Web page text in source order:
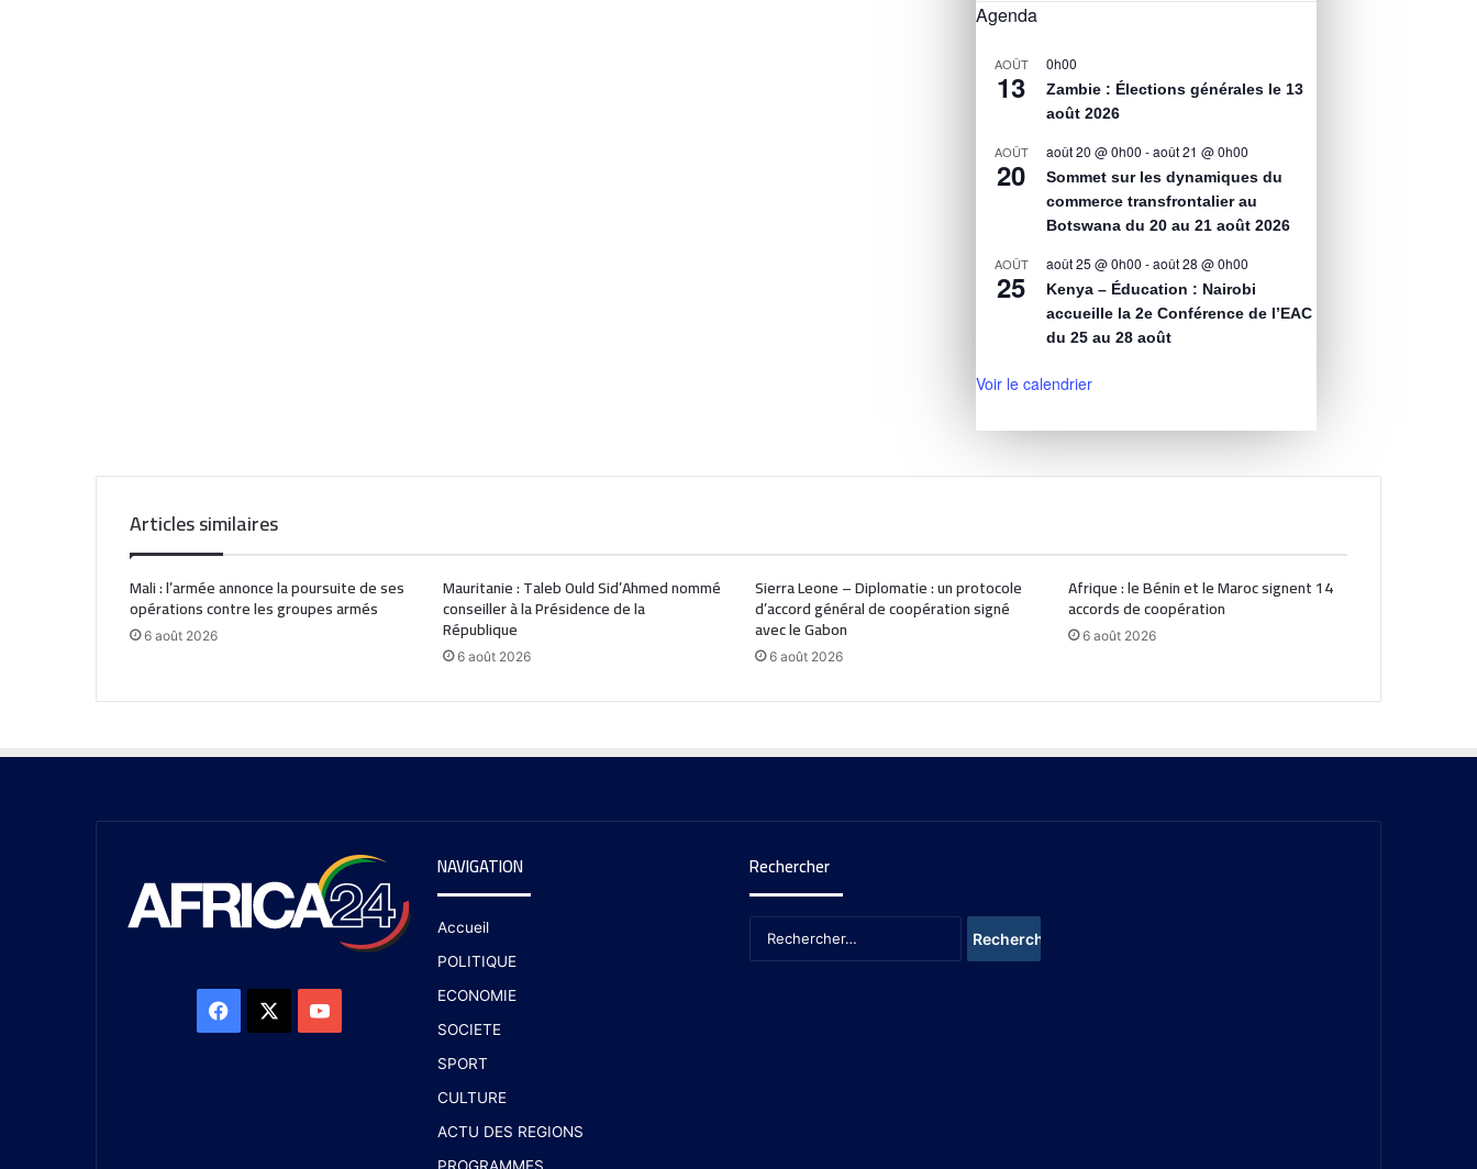
Agenda
AOÛT
13
0h00
Zambie : Élections générales le 13
août 2026
AOÛT
20
août 20 @ 0h00 -août 21 @ 0h00
Sommet sur les dynamiques du
commerce transfrontalier au
Botswana du 20 au 21 août 2026
AOÛT
25
août 25 @ 0h00 -août 28 @ 0h00
Kenya – Éducation : Nairobi
accueille la 2e Conférence de l’EAC
du 25 au 28 août
Voir le calendrier
Articles similaires
Mali : l’armée annonce la poursuite de ses
opérations contre les groupes armés
6 août 2026
Mauritanie : Taleb Ould Sid’Ahmed nommé
conseiller à la Présidence de la
République
6 août 2026
Sierra Leone – Diplomatie : un protocole
d’accord général de coopération signé
avec le Gabon
6 août 2026
Afrique : le Bénin et le Maroc signent 14
accords de coopération
6 août 2026
NAVIGATION
Accueil
POLITIQUE
ECONOMIE
SOCIETE
SPORT
CULTURE
ACTU DES REGIONS
Rechercher